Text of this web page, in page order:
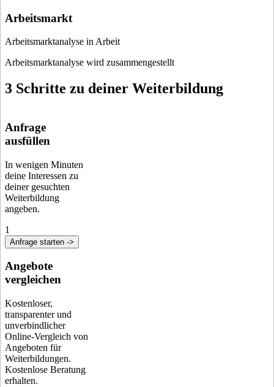
Arbeitsmarkt
Arbeitsmarktanalyse in Arbeit
Arbeitsmarktanalyse wird zusammengestellt
3 Schritte zu deiner Weiterbildung
Anfrage
ausfüllen
In wenigen Minuten
deine Interessen zu
deiner gesuchten
Weiterbildung
angeben.
1
Anfrage starten ->
Angebote
vergleichen
Kostenloser,
transparenter und
unverbindlicher
Online-Vergleich von
Angeboten für
Weiterbildungen.
Kostenlose Beratung
erhalten.